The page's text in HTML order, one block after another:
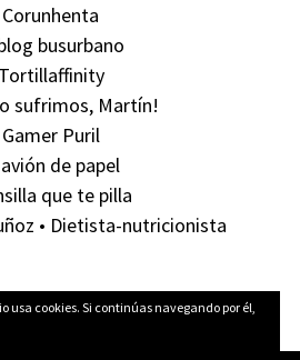
Corunhenta
busurbano
Tortillaffinity
sufrimos, Martín!
Gamer Puril
de papel
que te pilla
• Dietista-nutricionista
usa cookies. Si continúas navegando por él,